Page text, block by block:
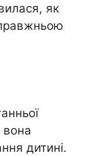
як
вона
дитині.